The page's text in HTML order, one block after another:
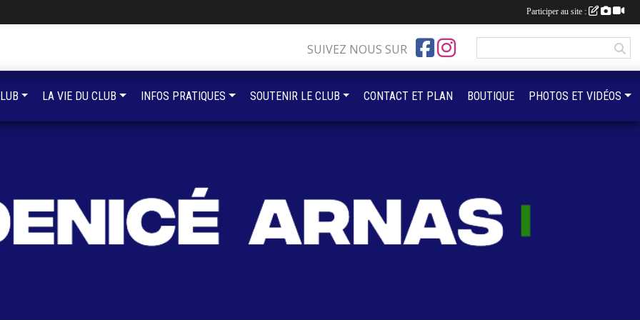
SUIVEZ NOUS SUR
LA VIE DU CLUB INFOS PRATIQUES SOUTENIR LE CLUB CONTACT ET PLAN BOUTIQUE PHOTOS ET VIDÉOS
Participer au site :